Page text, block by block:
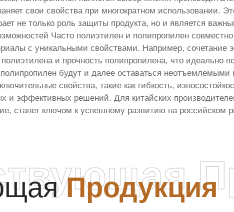
свои свойства при многократном использовании.
не только роль защиты продукта, но и является
Часто полиэтилен и полипропилен
с уникальными свойствами. Например, сочетание
полиэтилена и прочность полипропилена, что
будут и далее оставаться неотъемлемыми
свойства, такие как гибкость,
и эффективных решений. Для китайских
станет ключом к успешному развитию на российском
Продукция